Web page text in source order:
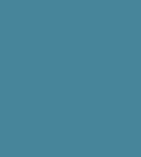
différent sur le Japon. Elles
situations, créées ou prises
également. Le traitement
tantôt inquiétant, parfois
Ouvertures vers un Japon
Nous avons demandé à